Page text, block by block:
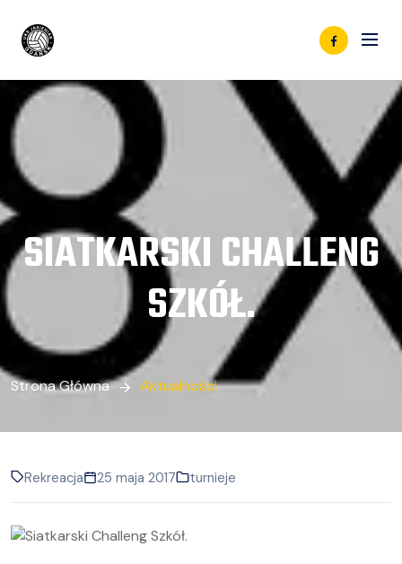
SIATKARSKI CHALLENG
SZKÓŁ.
Strona Główna Aktualności
Rekreacja 25 maja 2017 turnieje